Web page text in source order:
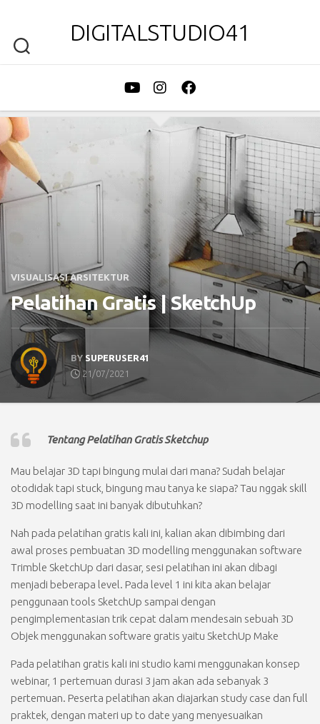
DIGITALSTUDIO41
VISUALISASI ARSITEKTUR
Pelatihan Gratis | SketchUp
BY SUPERUSER41
21/07/2021
Tentang Pelatihan Gratis Sketchup
Mau belajar 3D tapi bingung mulai dari mana? Sudah belajar
otodidak tapi stuck, bingung mau tanya ke siapa? Tau nggak skill
3D modelling saat ini banyak dibutuhkan?
Nah pada pelatihan gratis kali ini, kalian akan dibimbing dari
awal proses pembuatan 3D modelling menggunakan software
Trimble SketchUp dari dasar, sesi pelatihan ini akan dibagi
menjadi beberapa level. Pada level 1 ini kita akan belajar
penggunaan tools SketchUp sampai dengan
pengimplementasian trik cepat dalam mendesain sebuah 3D
Objek menggunakan software gratis yaitu SketchUp Make
Pada pelatihan gratis kali ini studio kami menggunakan konsep
webinar, 1 pertemuan durasi 3 jam akan ada sebanyak 3
pertemuan. Peserta pelatihan akan diajarkan study case dan full
praktek, dengan materi up to date yang menyesuaikan